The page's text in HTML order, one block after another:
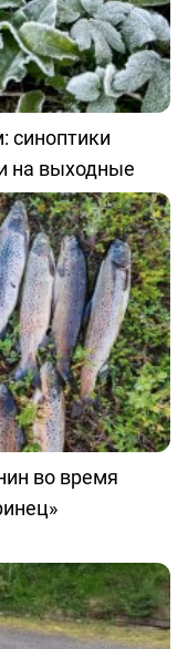
синоптики
на выходные
во время